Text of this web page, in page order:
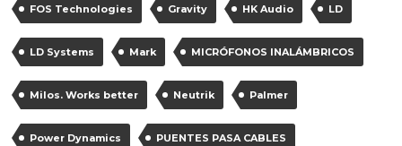
FOS Technologies Gravity HK Audio LD
LD Systems Mark MICRÓFONOS INALÁMBRICOS
Milos. Works better Neutrik Palmer
Power Dynamics PUENTES PASA CABLES